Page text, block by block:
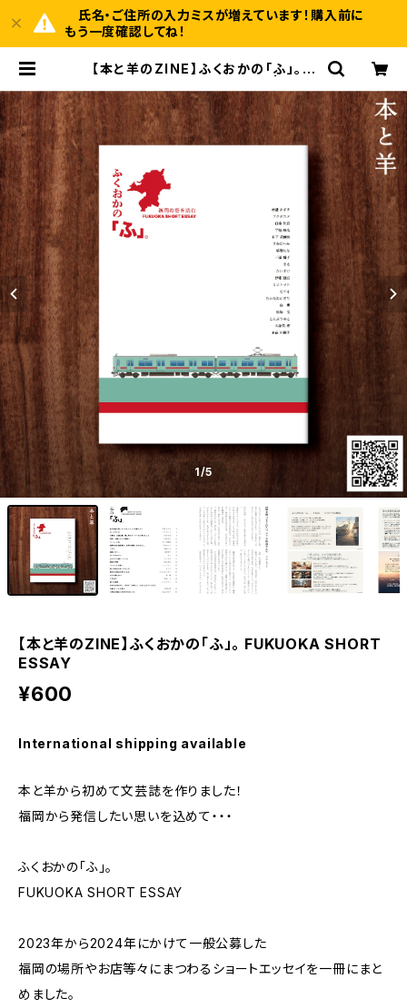
氏名・ご住所の入力ミスが増えています！購入前に
もう一度確認してね！
【本と羊のZINE】ふくおかの「ふ」。 F
KSHOP 本と羊
1/5
【本と羊のZINE】ふくおかの「ふ」。 FUKUOKA SHORT
ESSAY
¥600
International shipping available
本と羊から初めて文芸誌を作りました！
福岡から発信したい思いを込めて・・・
ふくおかの「ふ」。
FUKUOKA SHORT ESSAY
2023年から2024年にかけて一般公募した
福岡の場所やお店等々にまつわるショートエッセイを一冊にまと
めました。